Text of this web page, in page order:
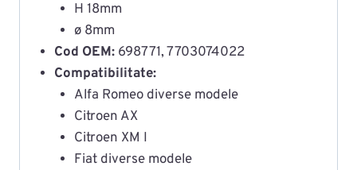
H 18mm
ø 8mm
Cod OEM:698771, 7703074022
Compatibilitate:
Alfa Romeo diverse modele
Citroen AX
Citroen XM I
Fiat diverse modele